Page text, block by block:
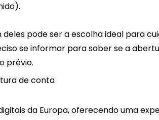
pode ser a escolha ideal para
se informar para saber se a
prévio.
de conta
da Europa, oferecendo uma